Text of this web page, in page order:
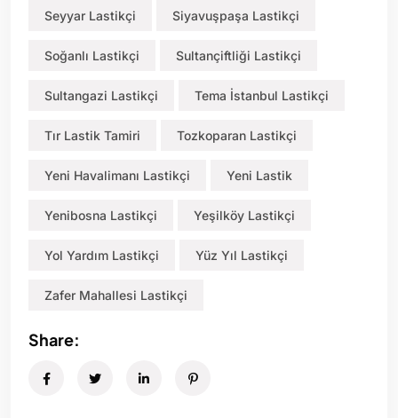
Seyyar Lastikçi Siyavuşpaşa Lastikçi
Soğanlı Lastikçi Sultançiftliği Lastikçi
Sultangazi Lastikçi Tema İstanbul Lastikçi
Tır Lastik Tamiri Tozkoparan Lastikçi
Yeni Havalimanı Lastikçi Yeni Lastik
Yenibosna Lastikçi Yeşilköy Lastikçi
Yol Yardım Lastikçi Yüz Yıl Lastikçi
Zafer Mahallesi Lastikçi
Share: